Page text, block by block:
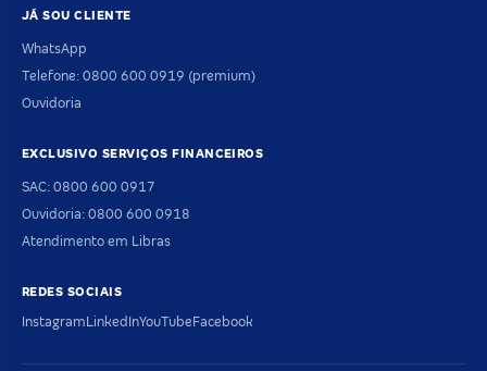
JÁ SOU CLIENTE
WhatsApp
Telefone: 0800 600 0919 (premium)
Ouvidoria
EXCLUSIVO SERVIÇOS FINANCEIROS
SAC: 0800 600 0917
Ouvidoria: 0800 600 0918
Atendimento em Libras
REDES SOCIAIS
Instagram LinkedInYouTube Facebook